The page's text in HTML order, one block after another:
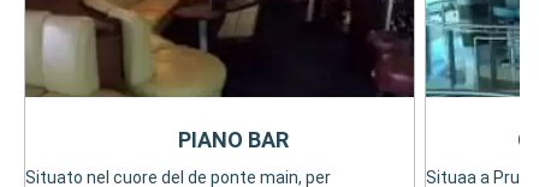
Situato nel cuore del de ponte main, per
PIANO BAR
Situaa a Prua